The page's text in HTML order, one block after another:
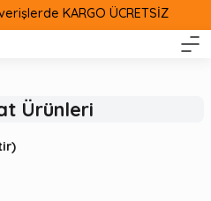
KARGO ÜCRETSİZ
Ürünleri